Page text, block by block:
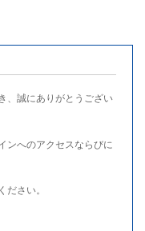
、誠にありがとうござい
ンへのアクセスならびに
ださい。